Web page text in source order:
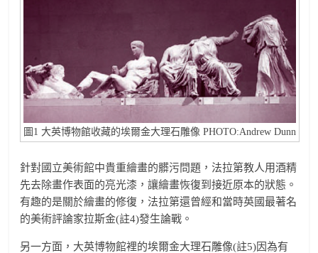
圖1 大英博物館收藏的埃爾金大理石雕像 PHOTO:Andrew Dunn
針對國立美術館中貴重繪畫的髒污問題，法拉第教人用酒精
先去除畫作表面的亮光漆，讓繪畫恢復到接近原本的狀態。
有趣的是關於繪畫的修復，法拉第還曾經和當時英國最著名
的美術評論家拉斯金(註4)發生論戰。
另一方面，大英博物館裡的埃爾金大理石雕像(註5)因為有